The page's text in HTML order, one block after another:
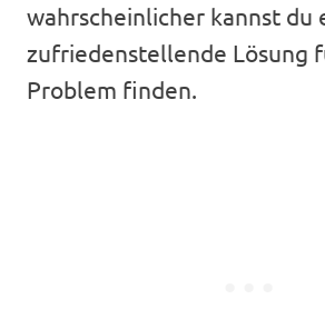
wahrscheinlicher kannst du
zufriedenstellende Lösung
Problem finden.